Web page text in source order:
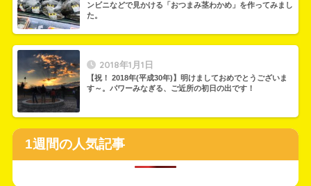
ンビニなどで見かける「おつまみ茎わかめ」を作ってみまし
た。
2018年1月1日
【祝！ 2018年(平成30年)】明けましておめでとうございま
す～。パワーみなぎる、ご近所の初日の出です！
1週間の人気記事